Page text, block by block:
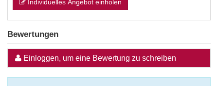
Individuelles Angebot einholen
Bewertungen
Einloggen, um eine Bewertung zu schreiben